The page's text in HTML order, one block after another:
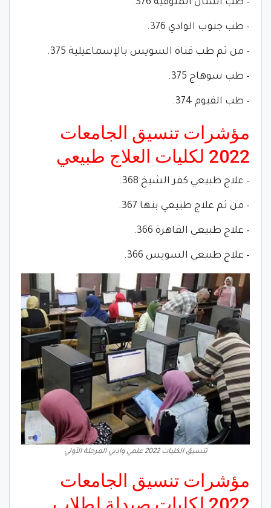
– طب أسنان المنوفية 376.
– طب جنوب الوادي 376.
– من ثم طب قناة السويس بالإسماعيلية 375.
– طب سوهاج 375.
– طب الفيوم 374.
مؤشرات تنسيق الجامعات
2022 لكليات العلاج طبيعي
– علاج طبيعي كفر الشيخ 368.
– من ثم علاج طبيعي بنها 367.
– علاج طبيعي القاهرة 366.
– علاج طبيعي السويس 366.
تنسيق الكليات 2022 علمي وادبي المرحلة الأولي
مؤشرات تنسيق الجامعات